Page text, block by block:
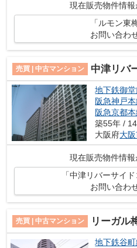
現在販売物件情報
「ルモン東
お問い合わ
売買 | 中古マンション 中津リバ
地下鉄御
阪急神戸
阪急京都
築55年 /
大阪府大
現在販売物件情報
「中津リバーサイ
お問い合わ
売買 | 中古マンション リーガル
地下鉄谷町